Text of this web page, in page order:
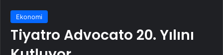
Ekonomi
Tiyatro Advocato 20. Yılını